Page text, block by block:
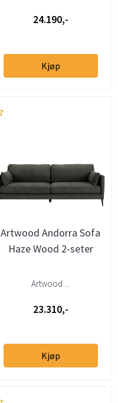
24.190,-
Kjøp
Artwood Andorra Sofa
Haze Wood 2-seter
Artwood ...
23.310,-
Kjøp